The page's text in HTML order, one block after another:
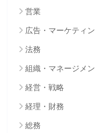
営業
広告・マーケティ
法務
組織・マネージメン
経営・戦略
経理・財務
総務